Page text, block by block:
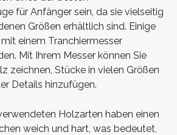
für Anfänger sein, da sie vielseitig
Größen erhältlich sind. Einige
einem Tranchiermesser
Mit Ihrem Messer können Sie
zeichnen, Stücke in vielen Größen
Details hinzufügen.
Holzarten haben einen
weich und hart, was bedeutet,